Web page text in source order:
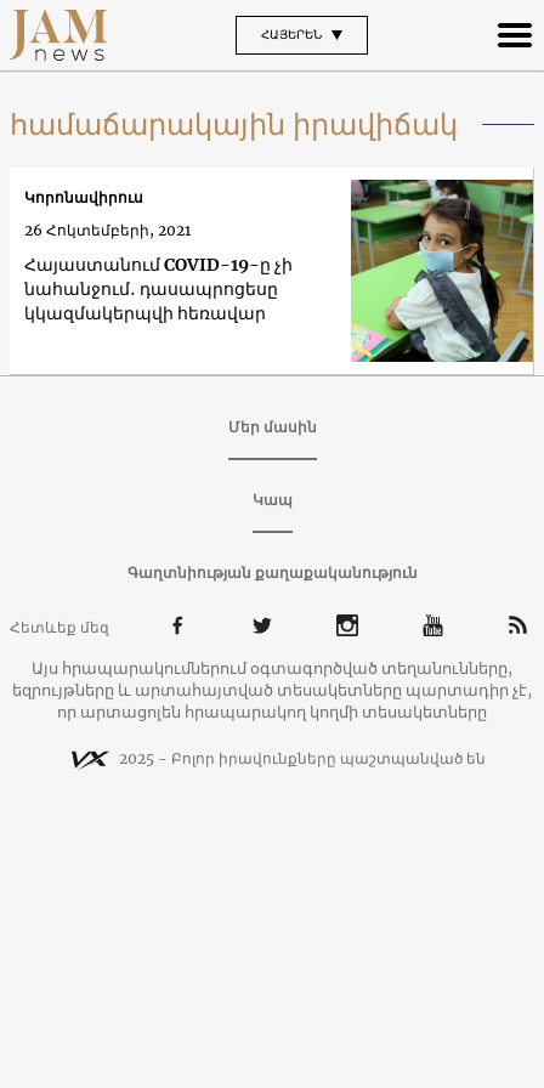
ՀԱՅԵՐԵՆ
համաճարակային իրավիճակ
Հայաստանում COVID-19-ը չի
նահանջում․ դասապրոցեսը
կկազմակերպվի հեռավար
Կորոնավիրուս
26 Հոկտեմբերի, 2021
Մեր մասին
Կապ
Գաղտնիության քաղաքականություն
Հետևեք մեզ
Այս հրապարակումներում օգտագործված տեղանունները,
եզրույթները և արտահայտված տեսակետները պարտադիր չէ,
որ արտացոլեն հրապարակող կողմի տեսակետները
2025 - Բոլոր իրավունքները պաշտպանված են